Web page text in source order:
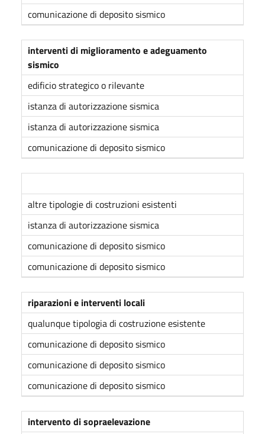
comunicazione di deposito sismico
interventi di miglioramento e adeguamento
sismico
edificio strategico o rilevante
istanza di autorizzazione sismica
istanza di autorizzazione sismica
comunicazione di deposito sismico
altre tipologie di costruzioni esistenti
istanza di autorizzazione sismica
comunicazione di deposito sismico
comunicazione di deposito sismico
riparazioni e interventi locali
qualunque tipologia di costruzione esistente
comunicazione di deposito sismico
comunicazione di deposito sismico
comunicazione di deposito sismico
intervento di sopraelevazione